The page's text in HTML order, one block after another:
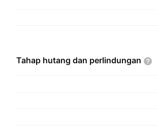
Tahap hutang dan perlindungan